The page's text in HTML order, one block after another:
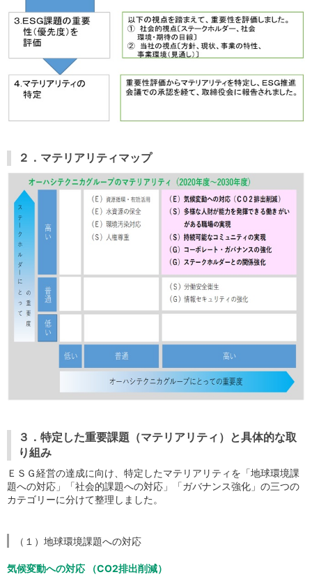
２．マテリアリティマップ
３．特定した重要課題（マテリアリティ）と具体的な取
り組み
ＥＳＧ経営の達成に向け、特定したマテリアリティを「地球環境課
題への対応」「社会的課題への対応」「ガバナンス強化」の三つの
カテゴリーに分けて整理しました。
（１）地球環境課題への対応
気候変動への対応 （CO2排出削減）